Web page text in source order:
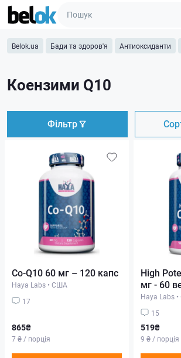
Belok.ua Бади та здоров'я Антиоксиданти
Коензими Q10
Фільтр
Co-Q10 60 мг – 120 капс
Haya Labs • США
17
865₴
7 ₴ / порція
High
мг - 60
Haya Labs •
15
519₴
9 ₴ / порція